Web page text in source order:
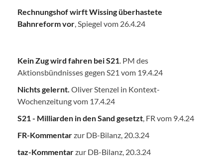
Rechnungshof wirft Wissing überhastete
Bahnreform vor , Spiegel vom 26.4.24
Kein Zug wird fahren bei S21 . PM des
Aktionsbündnisses gegen S21 vom 19.4.24
Nichts gelernt. Oliver Stenzel in Kontext-
Wochenzeitung vom 17.4.24
S21 - Milliarden in den Sand gesetzt , FR vom 9.4.24
FR-Kommentarzur DB-Bilanz, 20.3.24
taz-Kommentarzur DB-Bilanz, 20.3.24